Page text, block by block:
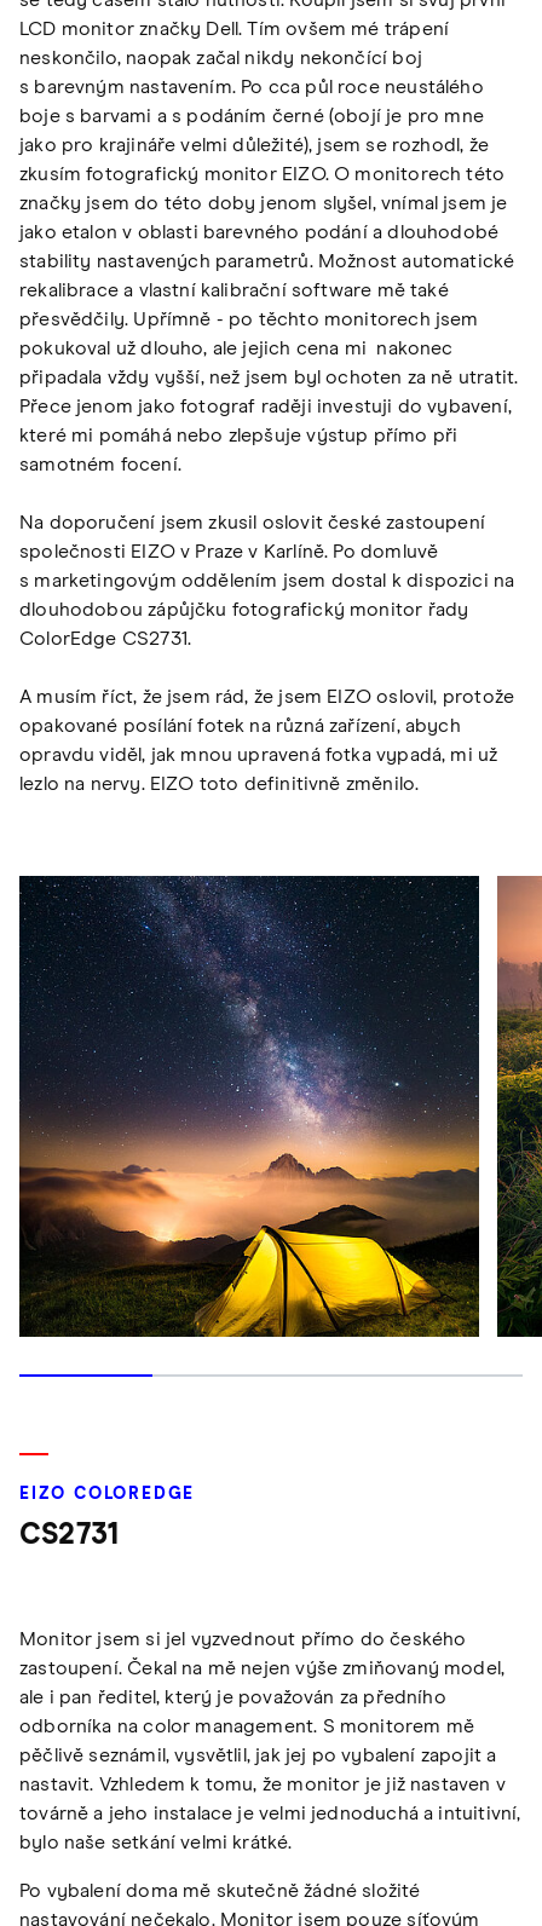
LCD monitor značky Dell. Tím ovšem mé trápení
neskončilo, naopak začal nikdy nekončící boj
s barevným nastavením. Po cca půl roce neustálého
boje s barvami a s podáním černé (obojí je pro mne
jako pro krajináře velmi důležité), jsem se rozhodl, že
zkusím fotografický monitor EIZO. O monitorech této
značky jsem do této doby jenom slyšel, vnímal jsem je
jako etalon v oblasti barevného podání a dlouhodobé
stability nastavených parametrů. Možnost automatické
rekalibrace a vlastní kalibrační software mě také
přesvědčily. Upřímně - po těchto monitorech jsem
pokukoval už dlouho, ale jejich cena mi nakonec
připadala vždy vyšší, než jsem byl ochoten za ně utratit.
Přece jenom jako fotograf raději investuji do vybavení,
které mi pomáhá nebo zlepšuje výstup přímo při
samotném focení.
Na doporučení jsem zkusil oslovit české zastoupení
společnosti EIZO v Praze v Karlíně. Po domluvě
s marketingovým oddělením jsem dostal k dispozici na
dlouhodobou zápůjčku fotografický monitor řady
ColorEdge CS2731.
A musím říct, že jsem rád, že jsem EIZO oslovil, protože
opakované posílání fotek na různá zařízení, abych
opravdu viděl, jak mnou upravená fotka vypadá, mi už
lezlo na nervy. EIZO toto definitivně změnilo.
EIZO COLOREDGE
CS2731
Monitor jsem si jel vyzvednout přímo do českého
zastoupení. Čekal na mě nejen výše zmiňovaný model,
ale i pan ředitel, který je považován za předního
odborníka na color management. S monitorem mě
pěčlivě seznámil, vysvětlil, jak jej po vybalení zapojit a
nastavit. Vzhledem k tomu, že monitor je již nastaven v
továrně a jeho instalace je velmi jednoduchá a intuitivní,
bylo naše setkání velmi krátké.
Po vybalení doma mě skutečně žádné složité
nastavování nečekalo. Monitor jsem pouze síťovým